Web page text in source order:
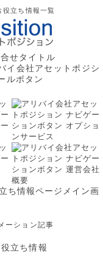
立ち情報一覧
ーション記事